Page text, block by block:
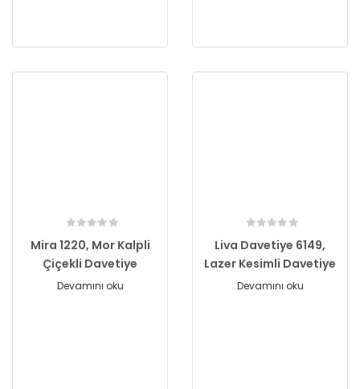
Mira 1220, Mor Kalpli
Çiçekli Davetiye
Devamını oku
Liva Davetiye 6149,
Lazer Kesimli Davetiye
Devamını oku